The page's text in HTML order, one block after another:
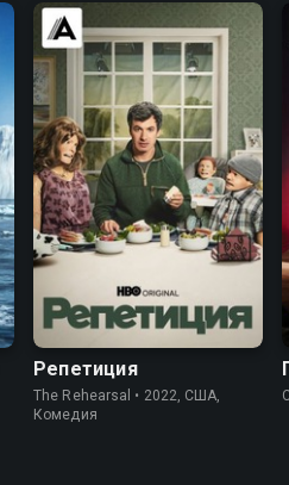
7.7 8.5
Репетиция
The Rehearsal • 2022, США,
Комедия